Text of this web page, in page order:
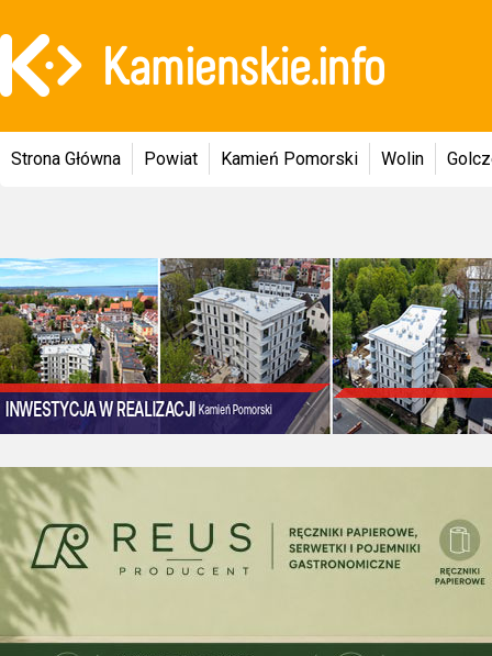
Strona Główna Powiat Kamień Pomorski Wolin